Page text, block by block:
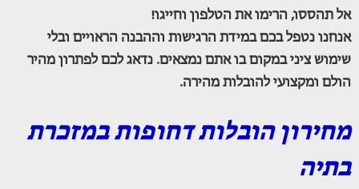
אל תהססו, הרימו את הטלפון וחייגו!
אנחנו נטפל בכם במידת הרגישות וההבנה הראויים ובלי
שימוש ציני במקום בו אתם נמצאים. נדאג לכם לפתרון מהיר
הולם ומקצועי להובלות מהירה.
מחירון הובלות דחופות במזכרת
בתיה